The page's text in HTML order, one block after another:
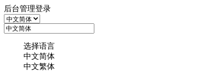
后台管理登录
选择语言
中文简体
中文繁体